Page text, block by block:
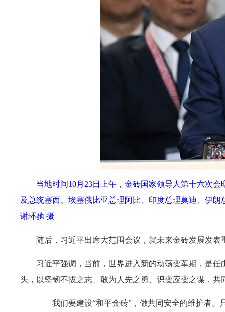
当地时间10月23日上午，金砖国家领导人第十六次
及总统塞西、埃塞俄比亚总理阿比、印度总理莫迪、伊
谢环驰 摄
随后，习近平出席大范围会议，就未来金砖发展发表
习近平强调，当前，世界进入新的动荡变革期，是
头，以坚韧不拔之志、敢为人先之勇、识变应变之谋，共
——我们要建设“和平金砖”，做共同安全的维护者。